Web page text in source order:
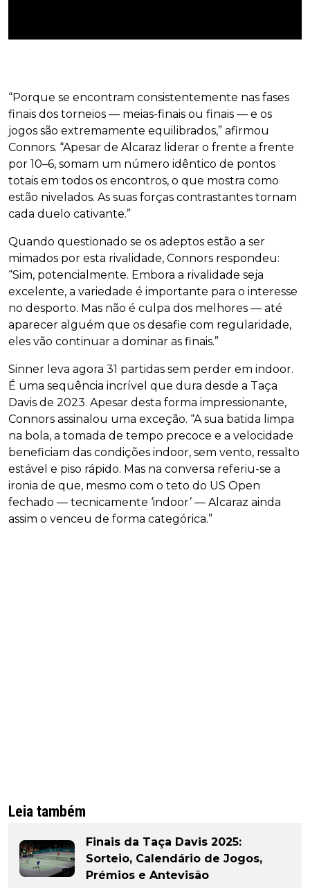
“Porque se encontram consistentemente nas fases
finais dos torneios — meias-finais ou finais — e os
jogos são extremamente equilibrados,” afirmou
Connors. “Apesar de Alcaraz liderar o frente a frente
por 10–6, somam um número idêntico de pontos
totais em todos os encontros, o que mostra como
estão nivelados. As suas forças contrastantes tornam
cada duelo cativante.”
Quando questionado se os adeptos estão a ser
mimados por esta rivalidade, Connors respondeu:
“Sim, potencialmente. Embora a rivalidade seja
excelente, a variedade é importante para o interesse
no desporto. Mas não é culpa dos melhores — até
aparecer alguém que os desafie com regularidade,
eles vão continuar a dominar as finais.”
Sinner leva agora 31 partidas sem perder em indoor.
É uma sequência incrível que dura desde a Taça
Davis de 2023. Apesar desta forma impressionante,
Connors assinalou uma exceção. “A sua batida limpa
na bola, a tomada de tempo precoce e a velocidade
beneficiam das condições indoor, sem vento, ressalto
estável e piso rápido. Mas na conversa referiu-se a
ironia de que, mesmo com o teto do US Open
fechado — tecnicamente ‘indoor’ — Alcaraz ainda
assim o venceu de forma categórica.”
Leia também
Finais da Taça Davis 2025:
Sorteio, Calendário de Jogos,
Prémios e Antevisão